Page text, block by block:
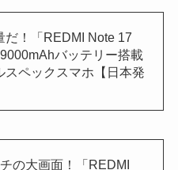
だ！「REDMI Note 17
バッテリー搭載
スペックスマホ【日本発
の大画面！「REDMI